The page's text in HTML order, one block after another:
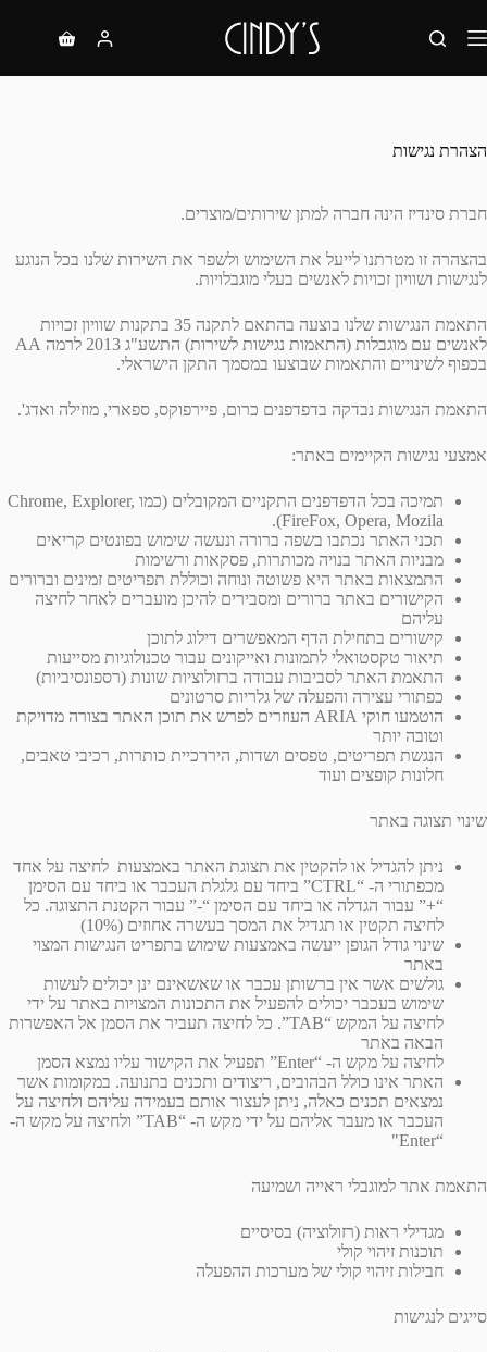
הצהרת נגישות
חברת סינדיז הינה חברה למתן שירותים/מוצרים.
בהצהרה זו מטרתנו לייעל את השימוש ולשפר את השירות שלנו בכל הנוגע
לנגישות ושוויון זכויות לאנשים בעלי מוגבלויות.
התאמת הנגישות שלנו בוצעה בהתאם לתקנה 35 בתקנות שוויון זכויות
לאנשים עם מוגבלות (התאמות נגישות לשירות) התשע"ג 2013 לרמה AA
בכפוף לשינויים והתאמות שבוצעו במסמך התקן הישראלי.
התאמת הנגישות נבדקה בדפדפנים כרום, פיירפוקס, ספארי, מוזילה ואדג'.
אמצעי נגישות הקיימים באתר:
תמיכה בכל הדפדפנים התקניים המקובלים (כמו Chrome, Explorer,
FireFox, Opera, Mozila).
תכני האתר נכתבו בשפה ברורה ונעשה שימוש בפונטים קריאים
מבניות האתר בנויה מכותרות, פסקאות ורשימות
התמצאות באתר היא פשוטה ונוחה וכוללת תפריטים זמינים וברורים
הקישורים באתר ברורים ומסבירים להיכן מועברים לאחר לחיצה
עליהם
קישורים בתחילת הדף המאפשרים דילוג לתוכן
תיאור טקסטואלי לתמונות ואייקונים עבור טכנולוגיות מסייעות
התאמת האתר לסביבות עבודה ברזולוציות שונות (רספונסיביות)
כפתורי עצירה והפעלה של גלריות סרטונים
הוטמעו חוקי ARIA העוזרים לפרש את תוכן האתר בצורה מדויקת
וטובה יותר
הנגשת תפריטים, טפסים ושדות, היררכיית כותרות, רכיבי טאבים,
חלונות קופצים ועוד
שינוי תצוגה באתר
ניתן להגדיל או להקטין את תצוגת האתר באמצעות לחיצה על אחד
מכפתורי ה- “CTRL” ביחד עם גלגלת העכבר או ביחד עם הסימן
“+” עבור הגדלה או ביחד עם הסימן “-” עבור הקטנת התצוגה. כל
לחיצה תקטין או תגדיל את המסך בעשרה אחוזים (10%)
שינוי גודל הגופן ייעשה באמצעות שימוש בתפריט הנגישות המצוי
באתר
גולשים אשר אין ברשותן עכבר או שאשאינם ינן יכולים לעשות
שימוש בעכבר יכולים להפעיל את התכונות המצויות באתר על ידי
לחיצה על המקש “TAB”. כל לחיצה תעביר את הסמן אל האפשרות
הבאה באתר
לחיצה על מקש ה- “Enter” תפעיל את הקישור עליו נמצא הסמן
האתר אינו כולל הבהובים, ריצודים ותכנים בתנועה. במקומות אשר
נמצאים תכנים כאלה, ניתן לעצור אותם בעמידה עליהם ולחיצה על
העכבר או מעבר אליהם על ידי מקש ה- “TAB” ולחיצה על מקש ה-
“Enter"
התאמת אתר למוגבלי ראייה ושמיעה
מגדילי ראות (רזולוציה) בסיסיים
תוכנות זיהוי קולי
חבילות זיהוי קולי של מערכות ההפעלה
סייגים לנגישות